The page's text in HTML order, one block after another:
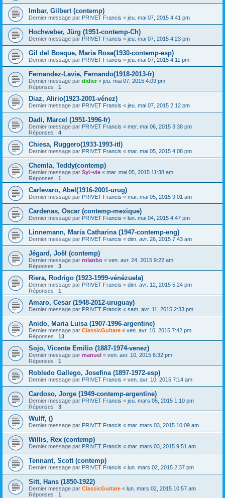
Imbar, Gilbert (contemp)
Dernier message par PRIVET Francis « jeu. mai 07, 2015 4:41 pm
Hochweber, Jürg (1951-contemp-Ch)
Dernier message par PRIVET Francis « jeu. mai 07, 2015 4:23 pm
Gil del Bosque, Maria Rosa(1930-contemp-esp)
Dernier message par PRIVET Francis « jeu. mai 07, 2015 4:11 pm
Fernandez-Lavie, Fernando(1918-2013-fr)
Dernier message par didier« jeu. mai 07, 2015 4:09 pm
Réponses : 1
Diaz, Alirio(1923-2001-vénez)
Dernier message par PRIVET Francis « jeu. mai 07, 2015 2:12 pm
Dadi, Marcel (1951-1996-fr)
Dernier message par PRIVET Francis « mer. mai 06, 2015 3:38 pm
Réponses : 4
Chiesa, Ruggero(1933-1993-itl)
Dernier message par PRIVET Francis « mar. mai 05, 2015 4:08 pm
Chemla, Teddy(contemp)
Dernier message par Syl~vie « mar. mai 05, 2015 11:38 am
Réponses : 1
Carlevaro, Abel(1916-2001-urug)
Dernier message par PRIVET Francis « mar. mai 05, 2015 9:01 am
Cardenas, Oscar (contemp-mexique)
Dernier message par PRIVET Francis « lun. mai 04, 2015 4:47 pm
Linnemann, Maria Catharina (1947-contemp-eng)
Dernier message par PRIVET Francis « dim. avr. 26, 2015 7:43 am
Jégard, Joël (contemp)
Dernier message par rolanbo « ven. avr. 24, 2015 9:22 am
Réponses : 3
Riera, Rodrigo (1923-1999-vénézuela)
Dernier message par PRIVET Francis « dim. avr. 12, 2015 5:24 pm
Réponses : 1
Amaro, Cesar (1948-2012-uruguay)
Dernier message par PRIVET Francis « sam. avr. 11, 2015 2:33 pm
Anido, Maria Luisa (1907-1996-argentine)
Dernier message par ClassicGuitare « ven. avr. 10, 2015 7:42 pm
Réponses : 13
Sojo, Vicente Emilio (1887-1974-venez)
Dernier message par manuel « ven. avr. 10, 2015 6:32 pm
Réponses : 1
Robledo Gallego, Josefina (1897-1972-esp)
Dernier message par PRIVET Francis « ven. avr. 10, 2015 7:14 am
Cardoso, Jorge (1949-contemp-argentine)
Dernier message par PRIVET Francis « jeu. mars 05, 2015 1:10 pm
Réponses : 3
Wulff, ()
Dernier message par PRIVET Francis « mar. mars 03, 2015 10:09 am
Willis, Rex (contemp)
Dernier message par PRIVET Francis « mar. mars 03, 2015 9:51 am
Tennant, Scott (contemp)
Dernier message par PRIVET Francis « lun. mars 02, 2015 2:37 pm
Sitt, Hans (1850-1922)
Dernier message par ClassicGuitare « lun. mars 02, 2015 10:57 am
Réponses : 1